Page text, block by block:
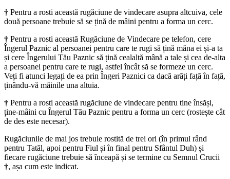
† Pentru a rosti această rugăciune de vindecare asupra altcuiva, cele
două persoane trebuie să se țină de mâini pentru a forma un cerc.
† Pentru a rosti această Rugăciune de Vindecare pe telefon, cere
Îngerul Paznic al persoanei pentru care te rugi să țină mâna ei și-a ta
și cere Îngerului Tău Paznic să țină cealaltă mână a tale și cea de-alta
a persoanei pentru care te rugi, astfel încât să se formeze un cerc.
Veți fi atunci legați de ea prin Îngeri Paznici ca dacă arăți față în față,
ținându-vă mâinile una altuia.
† Pentru a rosti această rugăciune de vindecare pentru tine însăși,
ține-mâini cu Îngerul Tău Paznic pentru a forma un cerc (rostește cât
de des este necesar).
Rugăciunile de mai jos trebuie rostită de trei ori (în primul rând
pentru Tatăl, apoi pentru Fiul și în final pentru Sfântul Duh) și
fiecare rugăciune trebuie să înceapă și se termine cu Semnul Crucii
†, așa cum este indicat.